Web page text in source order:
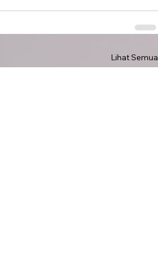
Lihat Semua